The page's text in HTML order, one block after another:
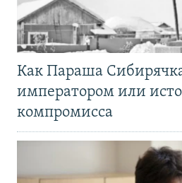
Как Параша
императором или
компромисса